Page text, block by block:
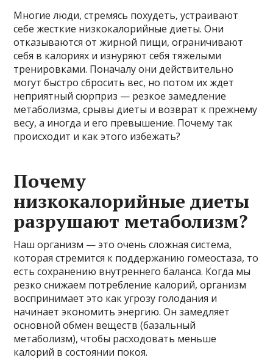
Многие люди, стремясь похудеть, устраивают
себе жесткие низкокалорийные диеты. Они
отказываются от жирной пищи, ограничивают
себя в калориях и изнуряют себя тяжелыми
тренировками. Поначалу они действительно
могут быстро сбросить вес, но потом их ждет
неприятный сюрприз — резкое замедление
метаболизма, срывы диеты и возврат к прежнему
весу, а иногда и его превышение. Почему так
происходит и как этого избежать?
Почему
низкокалорийные диеты
разрушают метаболизм?
Наш организм — это очень сложная система,
которая стремится к поддержанию гомеостаза, то
есть сохранению внутреннего баланса. Когда мы
резко снижаем потребление калорий, организм
воспринимает это как угрозу голодания и
начинает экономить энергию. Он замедляет
основной обмен веществ (базальный
метаболизм), чтобы расходовать меньше
калорий в состоянии покоя.